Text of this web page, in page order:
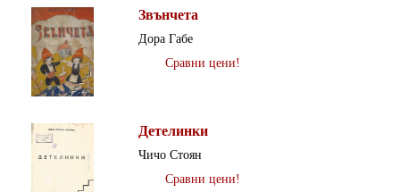
Звънчета
Дора Габе
Сравни цени!
Детелинки
Чичо Стоян
Сравни цени!